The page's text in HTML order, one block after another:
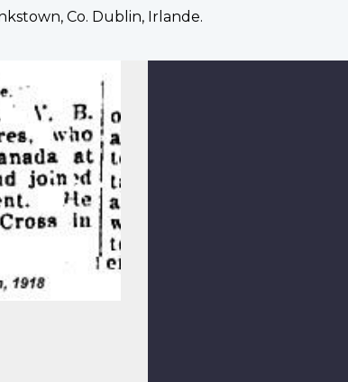
Co. Dublin, Irlande.